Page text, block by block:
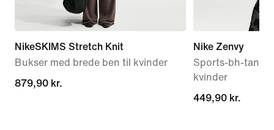
NikeSKIMS Stretch Knit
Bukser med brede ben til kvinder
879,90 kr.
879,90 kr.
Nike Zenvy
Sports-bh-tank
kvinder
449,90 kr.
449,90 kr.